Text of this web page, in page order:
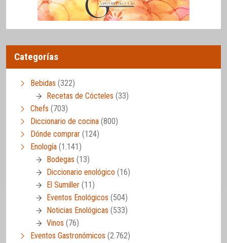
Categorías
Bebidas (322)
Recetas de Cócteles (33)
Chefs (703)
Diccionario de cocina (800)
Dónde comprar (124)
Enología (1.141)
Bodegas (13)
Diccionario enológico (16)
El Sumiller (11)
Eventos Enológicos (504)
Noticias Enológicas (533)
Vinos (76)
Eventos Gastronómicos (2.762)